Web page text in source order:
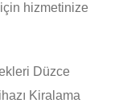
hizmetinize
Düzce
Kiralama